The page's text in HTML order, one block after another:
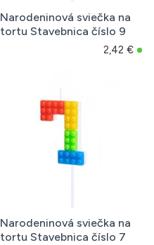
Narodeninová sviečka na
tortu Stavebnica číslo 9
2,42 €
Narodeninová sviečka na
tortu Stavebnica číslo 7